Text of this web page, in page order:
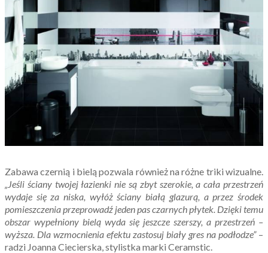
Zabawa czernią i bielą pozwala również na różne triki wizualne.
„Jeśli ściany twojej łazienki nie są zbyt szerokie, a cała przestrzeń
wydaje się za niska, wyłóż ściany białą glazurą, a przez środek
pomieszczenia przeprowadź jeden pas czarnych płytek. Dzięki temu
obszar wypełniony bielą wyda się jeszcze szerszy, a przestrzeń –
wyższa. Dla wzmocnienia efektu zastosuj biały gres na podłodze”–
radzi Joanna Ciecierska, stylistka marki Ceramstic.